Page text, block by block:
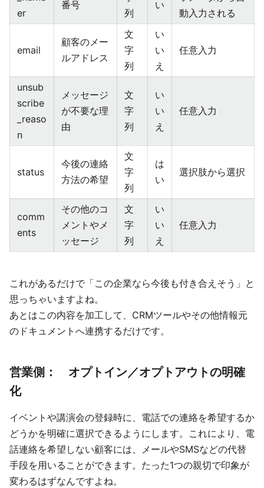
er
番号
列
い
動入力される
email
顧客のメー
ルアドレス
文
字
列
い
い
え
任意入力
unsub
scribe
_reaso
n
メッセージ
が不要な理
由
文
字
列
い
い
え
任意入力
status
今後の連絡
方法の希望
文
字
列
は
い
選択肢から選択
comm
ents
その他のコ
メントやメ
ッセージ
文
字
列
い
い
え
任意入力
これがあるだけで「この企業なら今後も付き合えそう」と
思っちゃいますよね。
あとはこの内容を加工して、CRMツールやその他情報元
のドキュメントへ連携するだけです。
営業側： オプトイン／オプトアウトの明確
化
イベントや講演会の登録時に、電話での連絡を希望するか
どうかを明確に選択できるようにします。これにより、電
話連絡を希望しない顧客には、メールやSMSなどの代替
手段を用いることができます。たった1つの親切で印象が
変わるはずなんですよね。